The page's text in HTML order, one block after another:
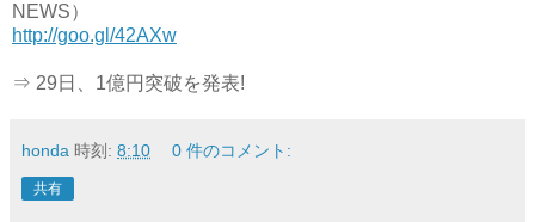
NEWS）
http://goo.gl/42AXw
⇒ 29日、1億円突破を発表!
honda 時刻: 8:10 0 件のコメント:
共有